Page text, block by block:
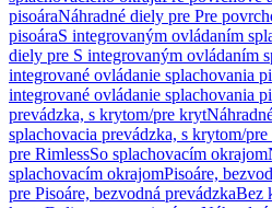
pisoáraNáhradné diely pre Pre
pisoáraS integrovaným ovládaním
diely pre S integrovaným ovládaním
integrované ovládanie splachovania
integrované ovládanie splachovania
prevádzka, s krytom/pre kryt
splachovacia prevádzka, s krytom/
pre RimlessSo splachovacím okrajom
splachovacím okrajomPisoáre,
pre Pisoáre, bezvodná prevádzkaBez